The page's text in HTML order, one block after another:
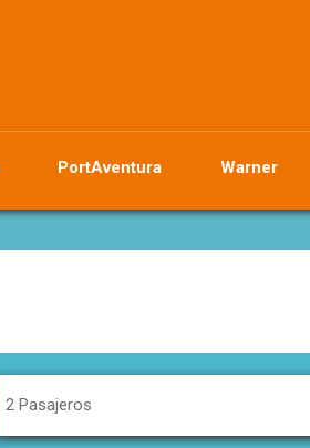
PortAventura Warner
2 Pasajeros